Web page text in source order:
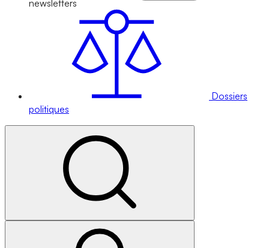
newsletters
Dossiers
politiques